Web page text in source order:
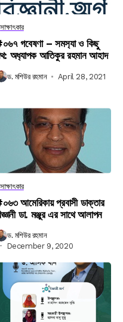
সাক্ষাৎকার
গবেষণা – সমস‍্যা ও কিছু
অধ‍্যাপক আতিকুর রহমান আহাদ
ড. মশিউর রহমান April 28, 2021
সাক্ষাৎকার
আমেরিকায় প্রবাসী ডাক্তার
ডা. মঞ্জুর এর সাথে আলাপন
ড. মশিউর রহমান
December 9, 2020